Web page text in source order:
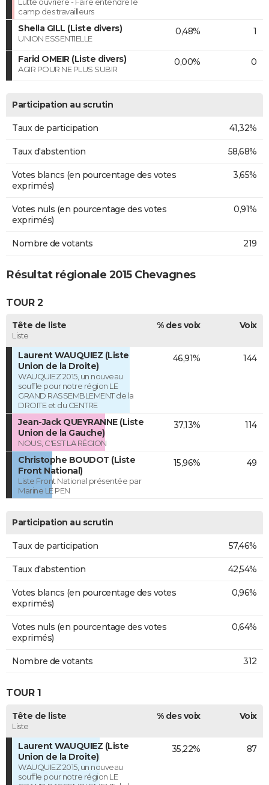
camp des travailleurs
Shella GILL (Liste divers)
UNION ESSENTIELLE
0,48% 1
Farid OMEIR (Liste divers)
AGIR POUR NE PLUS SUBIR
0,00% 0
Participation au scrutin
Taux de participation 41,32%
Taux d'abstention 58,68%
Votes blancs (en pourcentage des votes
exprimés)
3,65%
Votes nuls (en pourcentage des votes
exprimés)
0,91%
Nombre de votants 219
Résultat régionale 2015 Chevagnes
TOUR 2
Tête de liste
Liste
% des voix Voix
Laurent WAUQUIEZ (Liste
Union de la Droite)
WAUQUIEZ 2015, un nouveau
souffle pour notre région LE
GRAND RASSEMBLEMENT de la
DROITE et du CENTRE
46,91% 144
Jean-Jack QUEYRANNE (Liste
Union de la Gauche)
NOUS, C'EST LA RÉGION
37,13% 114
Christophe BOUDOT (Liste
Front National)
Liste Front National présentée par
Marine LE PEN
15,96% 49
Participation au scrutin
Taux de participation 57,46%
Taux d'abstention 42,54%
Votes blancs (en pourcentage des votes
exprimés)
0,96%
Votes nuls (en pourcentage des votes
exprimés)
0,64%
Nombre de votants 312
TOUR 1
Tête de liste
Liste
% des voix Voix
Laurent WAUQUIEZ (Liste
Union de la Droite)
WAUQUIEZ 2015, un nouveau
souffle pour notre région LE
35,22% 87